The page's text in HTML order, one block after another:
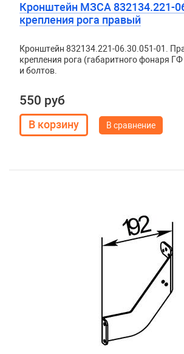
Кронштейн МЗСА 832134.221-
крепления рога правый
Кронштейн 832134.221-06.30.051-01.
крепления рога (габаритного фонаря
и болтов.
550 руб
В сравнение